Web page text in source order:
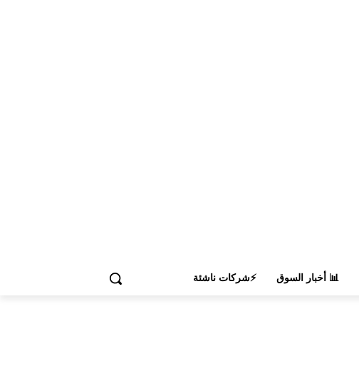
📊 أخبار السوق ⚡شركات ناشئة